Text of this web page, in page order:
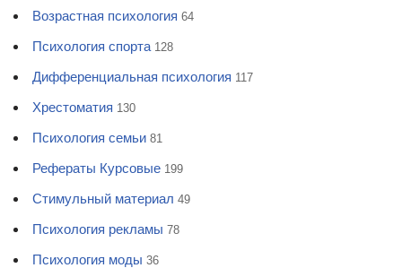
Возрастная психология 64
Психология спорта 128
Дифференциальная психология 117
Хрестоматия 130
Психология семьи 81
Рефераты Курсовые 199
Стимульный материал 49
Психология рекламы 78
Психология моды 36